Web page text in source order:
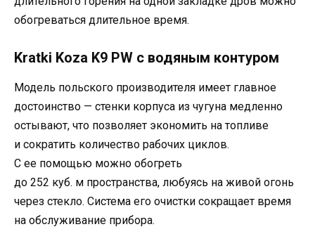
обогреваться длительное время.
Kratki Koza K9 PW с водяным контуром
Модель польского производителя имеет главное
достоинство — стенки корпуса из чугуна медленно
остывают, что позволяет экономить на топливе
и сократить количество рабочих циклов.
С ее помощью можно обогреть
до 252 куб. м пространства, любуясь на живой огонь
через стекло. Система его очистки сокращает время
на обслуживание прибора.